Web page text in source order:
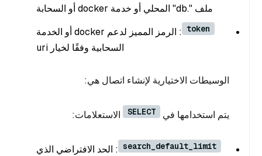
ملف ".db" المحلي أو خدمة docker أو السحابة
token
: الرمز المميز لدعم docker أو الخدمة
السحابية وفقًا لخيار uri
الوسيطات الاختيارية لإنشاء اتصال هي:
يتم استخدامها في SELECT الاستعلامات:
search_default_limit : الحد الافتراضي الذي